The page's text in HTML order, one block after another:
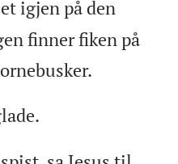
igjen på den
finner fiken på